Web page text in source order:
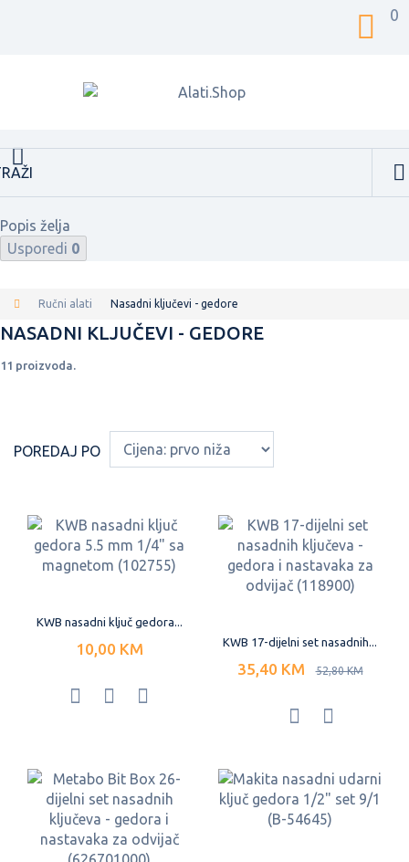
0
Popis želja
Usporedi 0
Ručni alati Nasadni ključevi - gedore
NASADNI KLJUČEVI - GEDORE
11 proizvoda.
POREDAJ PO
KWB nasadni ključ gedora...
10,00 KM KWB 17-dijelni set nasadnih...
35,40 KM 52,80 KM